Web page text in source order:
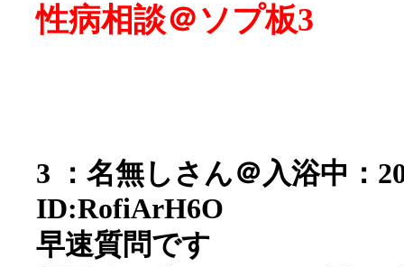
性病相談＠ソプ板3
3 ：名無しさん＠入浴中：
ID:RofiArH6O
早速質問です